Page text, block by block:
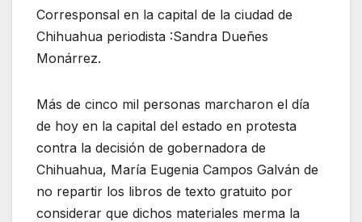
Corresponsal en la capital de la ciudad de
Chihuahua periodista :Sandra Dueñes
Monárrez.
Más de cinco mil personas marcharon el día
de hoy en la capital del estado en protesta
contra la decisión de gobernadora de
Chihuahua, María Eugenia Campos Galván de
no repartir los libros de texto gratuito por
considerar que dichos materiales merma la